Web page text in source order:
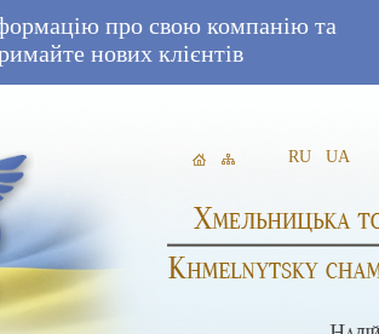
про свою компанію та
нових клієнтів
RU UA